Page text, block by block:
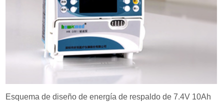
Esquema de diseño de energía de respaldo de 7.4V 10Ah